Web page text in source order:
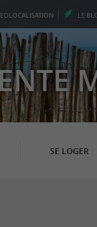
LOCALISATION LE
SE LOGER